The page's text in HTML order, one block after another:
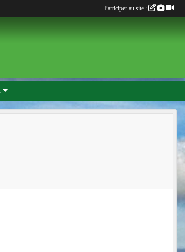
Participer au site :